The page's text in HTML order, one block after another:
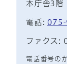
本庁舎3
電話:
ファクス:
電話番号の